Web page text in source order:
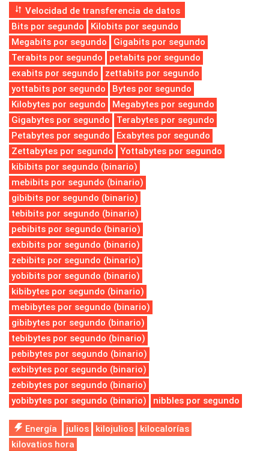
Velocidad de transferencia de datos
Bits por segundo
Kilobits por segundo
Megabits por segundo
Gigabits por segundo
Terabits por segundo
petabits por segundo
exabits por segundo
zettabits por segundo
yottabits por segundo
Bytes por segundo
Kilobytes por segundo
Megabytes por segundo
Gigabytes por segundo
Terabytes por segundo
Petabytes por segundo
Exabytes por segundo
Zettabytes por segundo
Yottabytes por segundo
kibibits por segundo (binario)
mebibits por segundo (binario)
gibibits por segundo (binario)
tebibits por segundo (binario)
pebibits por segundo (binario)
exbibits por segundo (binario)
zebibits por segundo (binario)
yobibits por segundo (binario)
kibibytes por segundo (binario)
mebibytes por segundo (binario)
gibibytes por segundo (binario)
tebibytes por segundo (binario)
pebibytes por segundo (binario)
exbibytes por segundo (binario)
zebibytes por segundo (binario)
yobibytes por segundo (binario)
nibbles por segundo
Energía julios kilojulios
kilocalorías
kilovatios hora